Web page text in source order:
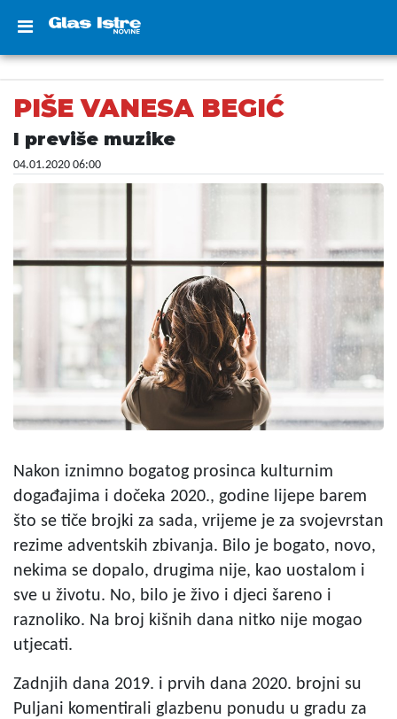
PIŠE VANESA BEGIĆ
I previše muzike
04.01.2020 06:00
Nakon iznimno bogatog prosinca kulturnim
događajima i dočeka 2020., godine lijepe barem
što se tiče brojki za sada, vrijeme je za svojevrstan
rezime adventskih zbivanja. Bilo je bogato, novo,
nekima se dopalo, drugima nije, kao uostalom i
sve u životu. No, bilo je živo i djeci šareno i
raznoliko. Na broj kišnih dana nitko nije mogao
utjecati.
Zadnjih dana 2019. i prvih dana 2020. brojni su
Puljani komentirali glazbenu ponudu u gradu za